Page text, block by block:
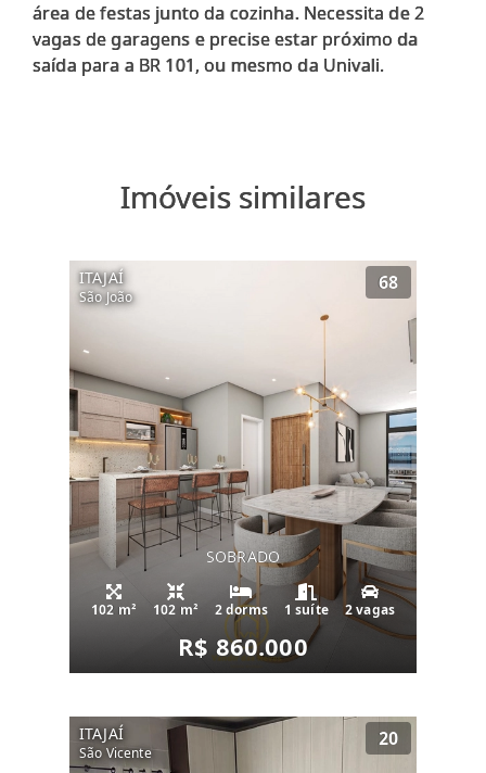
área de festas junto da cozinha. Necessita de 2
vagas de garagens e precise estar próximo da
Imóveis similares
ITAJAÍ
São João
68
SOBRADO
102 m² 102 m² 2 dorms 1 suíte 2 vagas
R$ 860.000
ITAJAÍ
São Vicente
20